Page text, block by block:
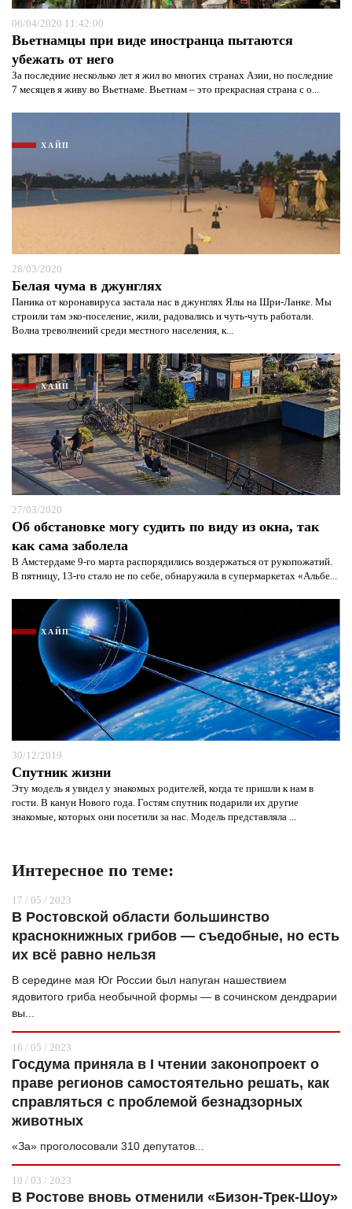
06/04/2020 11:42:00
Вьетнамцы при виде иностранца пытаются
убежать от него
За последние несколько лет я жил во многих странах Азии, но последние
7 месяцев я живу во Вьетнаме. Вьетнам – это прекрасная страна с о...
ХАЙП
28/03/2020
Белая чума в джунглях
Паника от коронавируса застала нас в джунглях Ялы на Шри-Ланке. Мы
строили там эко-поселение, жили, радовались и чуть-чуть работали.
Волна треволнений среди местного населения, к...
ХАЙП
27/03/2020
Об обстановке могу судить по виду из окна, так
как сама заболела
В Амстердаме 9-го марта распорядились воздержаться от рукопожатий.
В пятницу, 13-го стало не по себе, обнаружила в супермаркетах «Альбе...
ХАЙП
30/12/2019
Спутник жизни
Эту модель я увидел у знакомых родителей, когда те пришли к нам в
гости. В канун Нового года. Гостям спутник подарили их другие
знакомые, которых они посетили за нас. Модель представляла ...
Интересное по теме:
17 / 05 / 2023
В Ростовской области большинство
краснокнижных грибов — съедобные, но есть
их всё равно нельзя
В середине мая Юг России был напуган нашествием
ядовитого гриба необычной формы — в сочинском дендрарии
вы...
16 / 05 / 2023
Госдума приняла в I чтении законопроект о
праве регионов самостоятельно решать, как
справляться с проблемой безнадзорных
животных
«За» проголосовали 310 депутатов...
10 / 03 / 2023
В Ростове вновь отменили «Бизон-Трек-Шоу»
Я согласен сполитикой конфиденциальности и
защиты информации*
Я согласен сполитикой конфиденциальности и
защиты информации*